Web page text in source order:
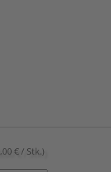
€ / Stk.)